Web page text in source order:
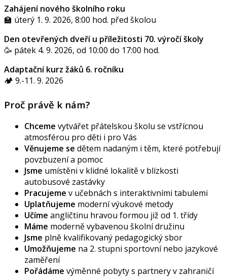
Zahájení nového školního roku
🏫 úterý 1. 9. 2026, 8:00 hod. před školou
Den otevřených dveří u příležitosti 70. výročí školy
🥳 pátek 4. 9. 2026, od 10:00 do 17:00 hod.
Adaptační kurz žáků 6. ročníku
🏕️ 9.-11. 9. 2026
Proč právě k nám?
Chceme vytvářet přátelskou školu se vstřícnou
atmosférou pro děti i pro Vás
Věnujeme se dětem nadaným i těm, které potřebují
povzbuzení a pomoc
Jsme umístěni v klidné lokalitě v blízkosti
autobusové zastávky
Pracujeme v učebnách s interaktivními tabulemi
Uplatňujeme moderní výukové metody
Učíme angličtinu hravou formou již od 1. třídy
Máme moderně vybavenou školní družinu
Jsme plně kvalifikovaný pedagogický sbor
Umožňujeme na 2. stupni sportovní nebo jazykové
zaměření
Pořádáme výměnné pobyty s partnery v zahraničí